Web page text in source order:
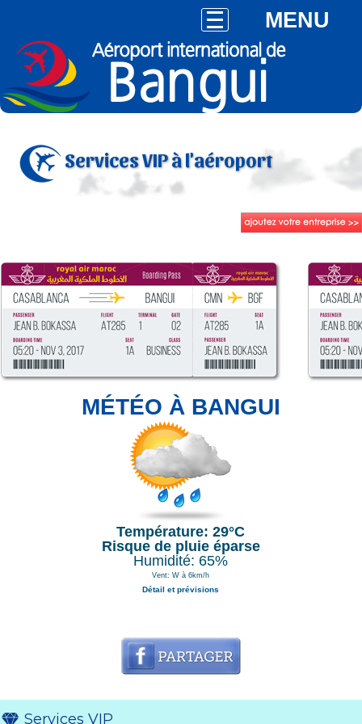
MENU
Services VIP à l'aéroport
MÉTÉO À BANGUI
Température: 29°C
Risque de pluie éparse
Humidité: 65%
Vent: W à 6km/h
Détail et prévisions
Services VIP